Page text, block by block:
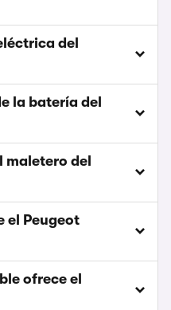
del
la batería del
maletero del
el Peugeot
ofrece el